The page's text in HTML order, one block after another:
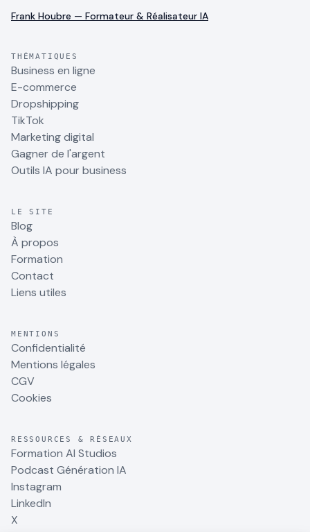
Frank Houbre — Formateur & Réalisateur IA
THÉMATIQUES
Business en ligne
E-commerce
Dropshipping
TikTok
Marketing digital
Gagner de l'argent
Outils IA pour business
LE SITE
Blog
À propos
Formation
Contact
Liens utiles
MENTIONS
Confidentialité
Mentions légales
CGV
Cookies
RESSOURCES & RÉSEAUX
Formation AI Studios
Podcast Génération IA
Instagram
LinkedIn
X